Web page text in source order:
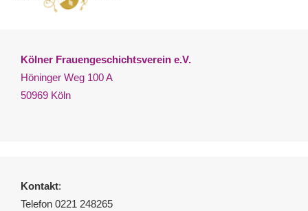
Kölner Frauengeschichtsverein e.V.
Höninger Weg 100 A
50969 Köln
Kontakt:
Telefon 0221 248265